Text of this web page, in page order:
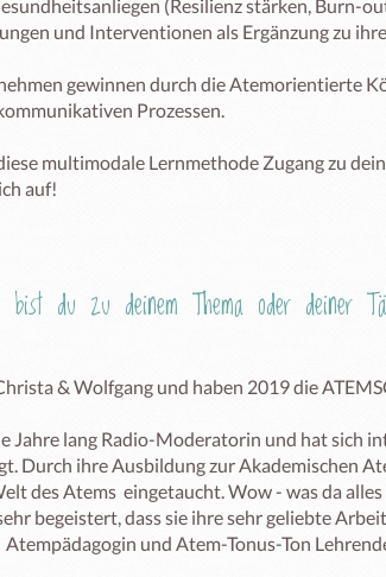
(Resilienz stärken, Burn-
und Interventionen als Ergänzung zu
gewinnen durch die Atemorientierte
Prozessen.
multimodale Lernmethode Zugang zu
auf!
bist du zu deinem Thema oder deiner
& Wolfgang und haben 2019 die
Jahre lang Radio-Moderatorin und hat sich
Durch ihre Ausbildung zur Akademischen
des Atems  eingetaucht. Wow - was da
begeistert, dass sie ihre sehr geliebte
Atempädagogin und Atem-Tonus-Ton